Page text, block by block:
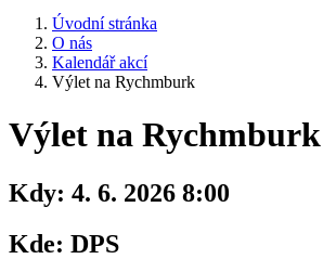
Úvodní stránka
O nás
Kalendář akcí
Výlet na Rychmburk
Výlet na Rychmburk
Kdy: 4. 6. 2026 8:00
Kde: DPS